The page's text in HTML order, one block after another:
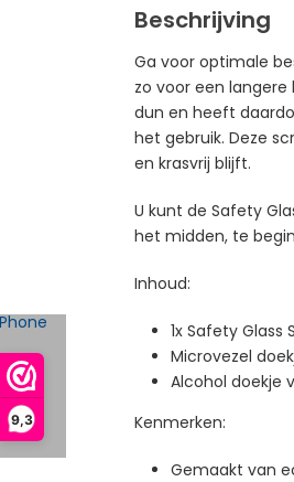
9,3
Beschrijving
Ga voor optimale
zo voor een
dun en heeft
het gebruik. Deze
en krasvrij blijft.
U kunt de Safety
het midden, te
Inhoud:
1x Safety
Microvezel
Alcohol doekje
Kenmerken:
Gemaakt van